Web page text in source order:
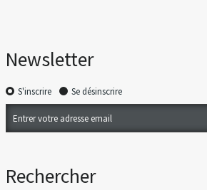
Newsletter
S'inscrire Se désinscrire
Rechercher